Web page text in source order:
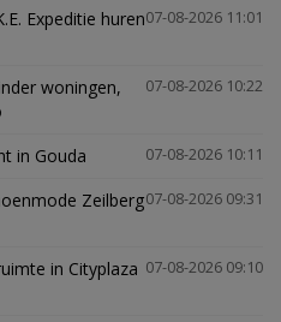
07-08-2026 11:01
Expeditie huren
07-08-2026 10:22
woningen,
07-08-2026 10:11
in Gouda
07-08-2026 09:31
Zeilberg
07-08-2026 09:10
in Cityplaza